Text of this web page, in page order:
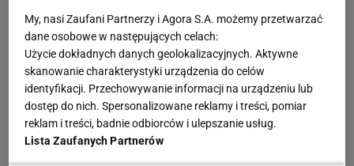
Zobacz wideoSensacyjny powrót do reprezentacji
Polski?! Jan Urban: Nie wahałbym się
Szczęsny wrócił na boisko i od razu taki "cios". I to
od kolegi z drużyny
My, nasi Zaufani Partnerzy i Agora S.A. możemy przetwarzać
dane osobowe w następujących celach:
Użycie dokładnych danych geolokalizacyjnych. Aktywne
skanowanie charakterystyki urządzenia do celów
identyfikacji. Przechowywanie informacji na urządzeniu lub
dostęp do nich. Spersonalizowane reklamy i treści, pomiar
reklam i treści, badnie odbiorców i ulepszanie usług.
Lista Zaufanych Partnerów